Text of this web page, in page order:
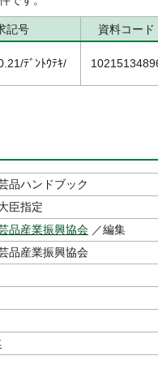
記号 資料コード
ﾃﾞﾝﾄｳﾃｷ/
品ハンドブック
臣指定
品産業振興協会 ／編集
品産業振興協会